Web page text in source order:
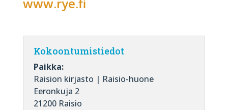
www.rye.fi
Kokoontumistiedot
Paikka:
Raision kirjasto | Raisio-huone
Eeronkuja 2
21200 Raisio